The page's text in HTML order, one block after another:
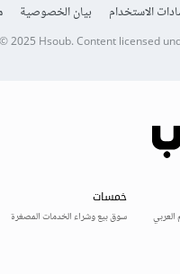
الاستخدام بيان الخصوصية
© 2025 Hsoub.Content licensed